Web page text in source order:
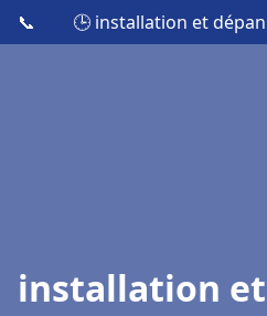
📞 🕒 installation et
installation